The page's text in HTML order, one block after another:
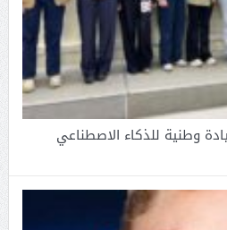
وطنية للذكاء الاصطناعي